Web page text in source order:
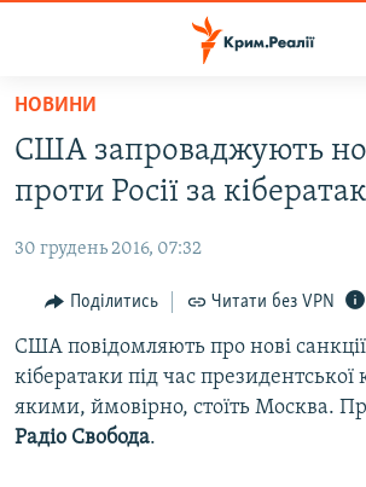
Перейти
основного
матеріалу
Перейти
до
навігації
Перейти
до
пошуку
ВІДЕО ТА ФОТО
ПОЛІТИКА
БЛОГИ
ПОГЛЯД
ІНТЕРВ'Ю
ВСЕ ЗА ДЕНЬ
НОВИНИ
США запроваджують
проти Росії за
30 грудень 2016, 07:32
Поділитись Читати без VPN
США повідомляють про нові санкції
кібератаки під час президентської
якими, ймовірно, стоїть Москва.
Радіо Свобода.